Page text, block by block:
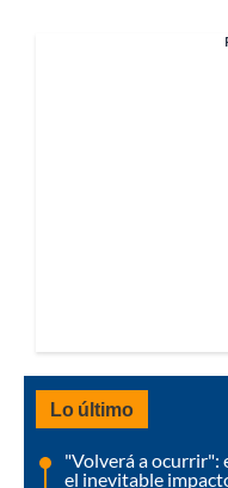
Lo último
"Volverá a ocurrir":
el inevitable